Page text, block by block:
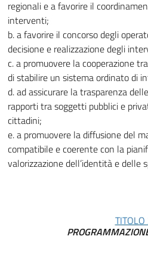
regionali e a favorire il
interventi;
b. a favorire il concorso degli
decisione e realizzazione degli
c. a promuovere la cooperazione
di stabilire un sistema ordinato di
d. ad assicurare la trasparenza
rapporti tra soggetti pubblici e
cittadini;
e. a promuovere la diffusione del
compatibile e coerente con la
valorizzazione dell’identità e delle
TITOLO